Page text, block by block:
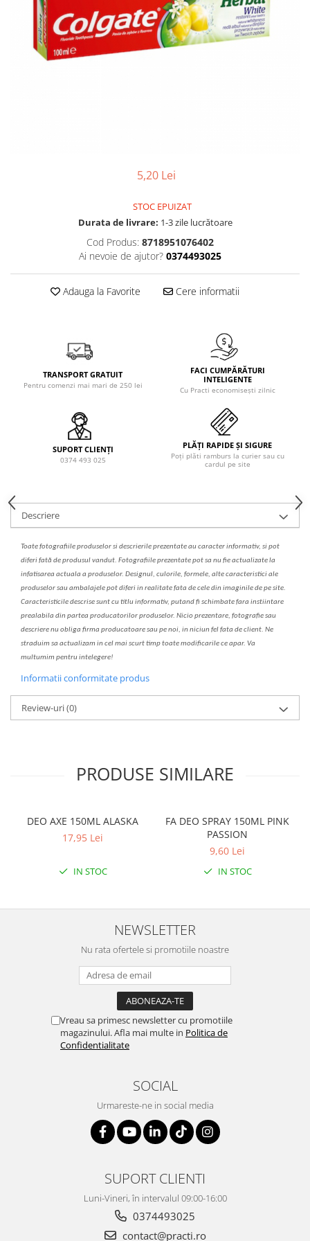
Detergent pardoseala
Detergent toaleta
Echipamente de curăţenie
Produse de dezinfectare
Sac menajer
Indepartarea parului
Ingrijirea buzei
Lotiune de corp
Sapun lichid, sapun
Tratament pentru par, conditioner
5,20 Lei
STOC EPUIZAT
Durata de livrare: 1-3 zile lucrătoare
Cod Produs: 8718951076402
Ai nevoie de ajutor? 0374493025
Adauga la Favorite Cere informatii
TRANSPORT GRATUIT
Pentru comenzi mai mari de 250 lei
FACI CUMPĂRĂTURI
INTELIGENTE
Cu Practi economisești zilnic
SUPORT CLIENȚI
0374 493 025
PLĂȚI RAPIDE ȘI SIGURE
Poți plăti ramburs la curier sau cu
cardul pe site
Descriere
Toate fotografiile produselorsidescrierileprezentate au caracter informativ, si pot
diferi fată de produsul vandut. Fotografiile prezentate pot sa nu fie actualizate la
infatisarea actuala a produselor. Designul, culorile, formele, alte caracteristici ale
produselor sau ambalajele pot diferi in realitate fata de cele din imaginile de pe site.
Caracteristicile descrise sunt cu titlu informativ, putand fi schimbate fara instiintare
prealabila din partea producatorilor produselor. Nicio prezentare, fotografie sau
descriere nu obliga firma producatoare sau pe noi, in niciun fel fata de client. Ne
straduim sa actualizam in cel mai scurt timp toate modificarile ce apar. Va
multumim pentru intelegere!
Informatii conformitate produs
Review-uri(0)
PRODUSE SIMILARE
DEO AXE 150ML ALASKA
17,95 Lei
IN STOC
FA DEO SPRAY 150ML PINK
PASSION
9,60 Lei
IN STOC
NEWSLETTER
Nu rata ofertele si promotiile noastre
Vreau sa primesc newsletter cu promotiile
magazinului. Afla mai multe in Politica de
Confidentialitate
SOCIAL
Urmareste-ne in social media
SUPORT CLIENTI
Luni-Vineri, în intervalul 09:00-16:00
0374493025
contact@practi.ro